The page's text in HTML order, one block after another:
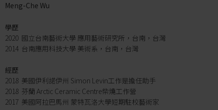
Meng-Che Wu
學歷
2020 國立台南藝術大學 應用藝術研究所，台南，台灣
2014 台南應用科技大學 美術系，台南，台灣
經歷
2018 美國伊利諾伊州 Simon Levin工作是擔任助手
2018 芬蘭 Arctic Ceramic Centre柴燒工作營
2017 美國阿拉巴馬州 蒙特瓦洛大學短期駐校藝術家